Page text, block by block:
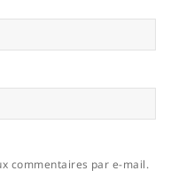
commentaires par e-mail.